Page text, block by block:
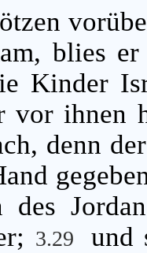
blies
Kinder
vor ihnen
denn
des
3.29
und